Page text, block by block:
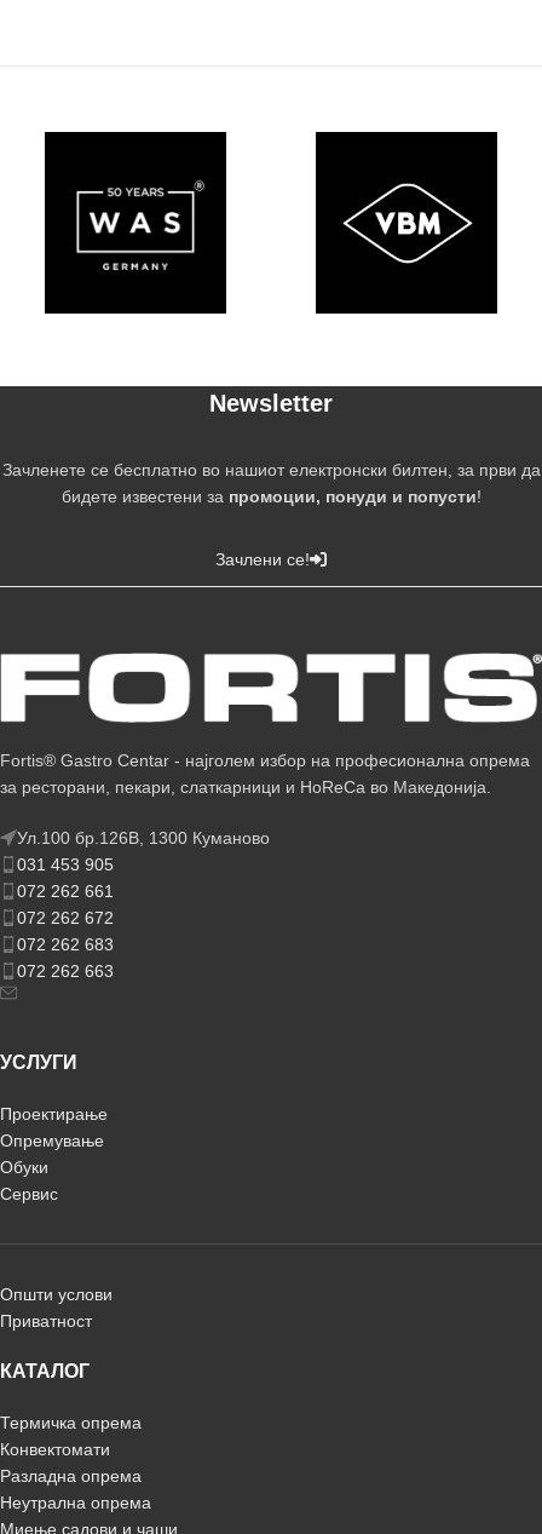
Newsletter
Зачленете се бесплатно во нашиот електронски билтен, за први да
бидете известени за промоции, понуди и попусти!
Зачлени се!
Fortis® Gastro Centar - најголем избор на професионална опрема
за ресторани, пекари, слаткарници и HoReCa во Македонија.
Ул.100 бр.126В, 1300 Куманово
031 453 905
072 262 661
072 262 672
072 262 683
072 262 663
УСЛУГИ
Проектирање
Опремување
Обуки
Сервис
Општи услови
Приватност
КАТАЛОГ
Термичка опрема
Конвектомати
Разладна опрема
Неутрална опрема
Миење садови и чаши